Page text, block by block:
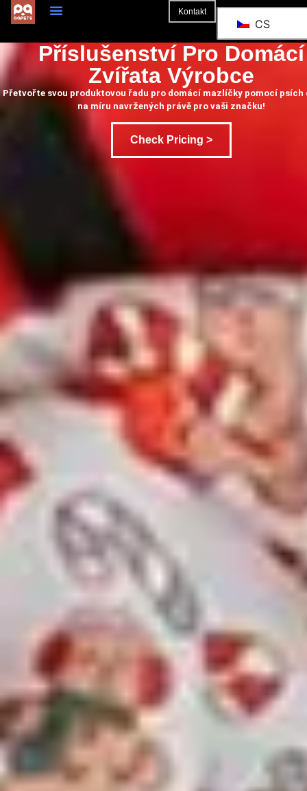
Kontakt
CS
Příslušenství Pro Domácí
Zvířata Výrobce
Přetvořte svou produktovou řadu pro domácí mazlíčky pomocí psích
na míru navržených právě pro vaši značku!
Check Pricing >